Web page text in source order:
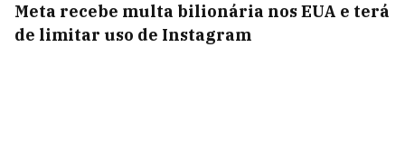
Meta recebe multa bilionária nos EUA e terá
de limitar uso de Instagram